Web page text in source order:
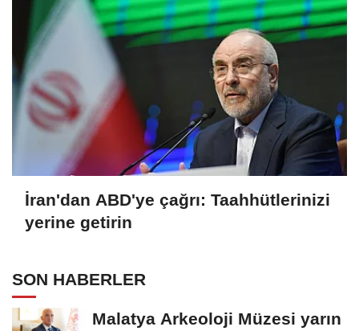
İran'dan ABD'ye çağrı: Taahhütlerinizi
yerine getirin
SON HABERLER
Malatya Arkeoloji Müzesi yarın